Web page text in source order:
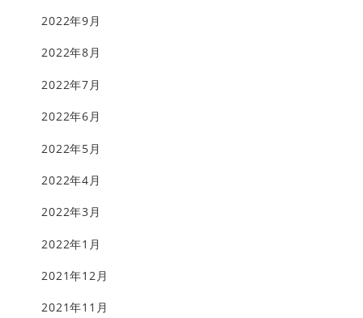
2022年9月
2022年8月
2022年7月
2022年6月
2022年5月
2022年4月
2022年3月
2022年1月
2021年12月
2021年11月